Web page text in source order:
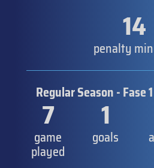
14
penalty
Regular Season - Fase 1
7
game
played
1
goals